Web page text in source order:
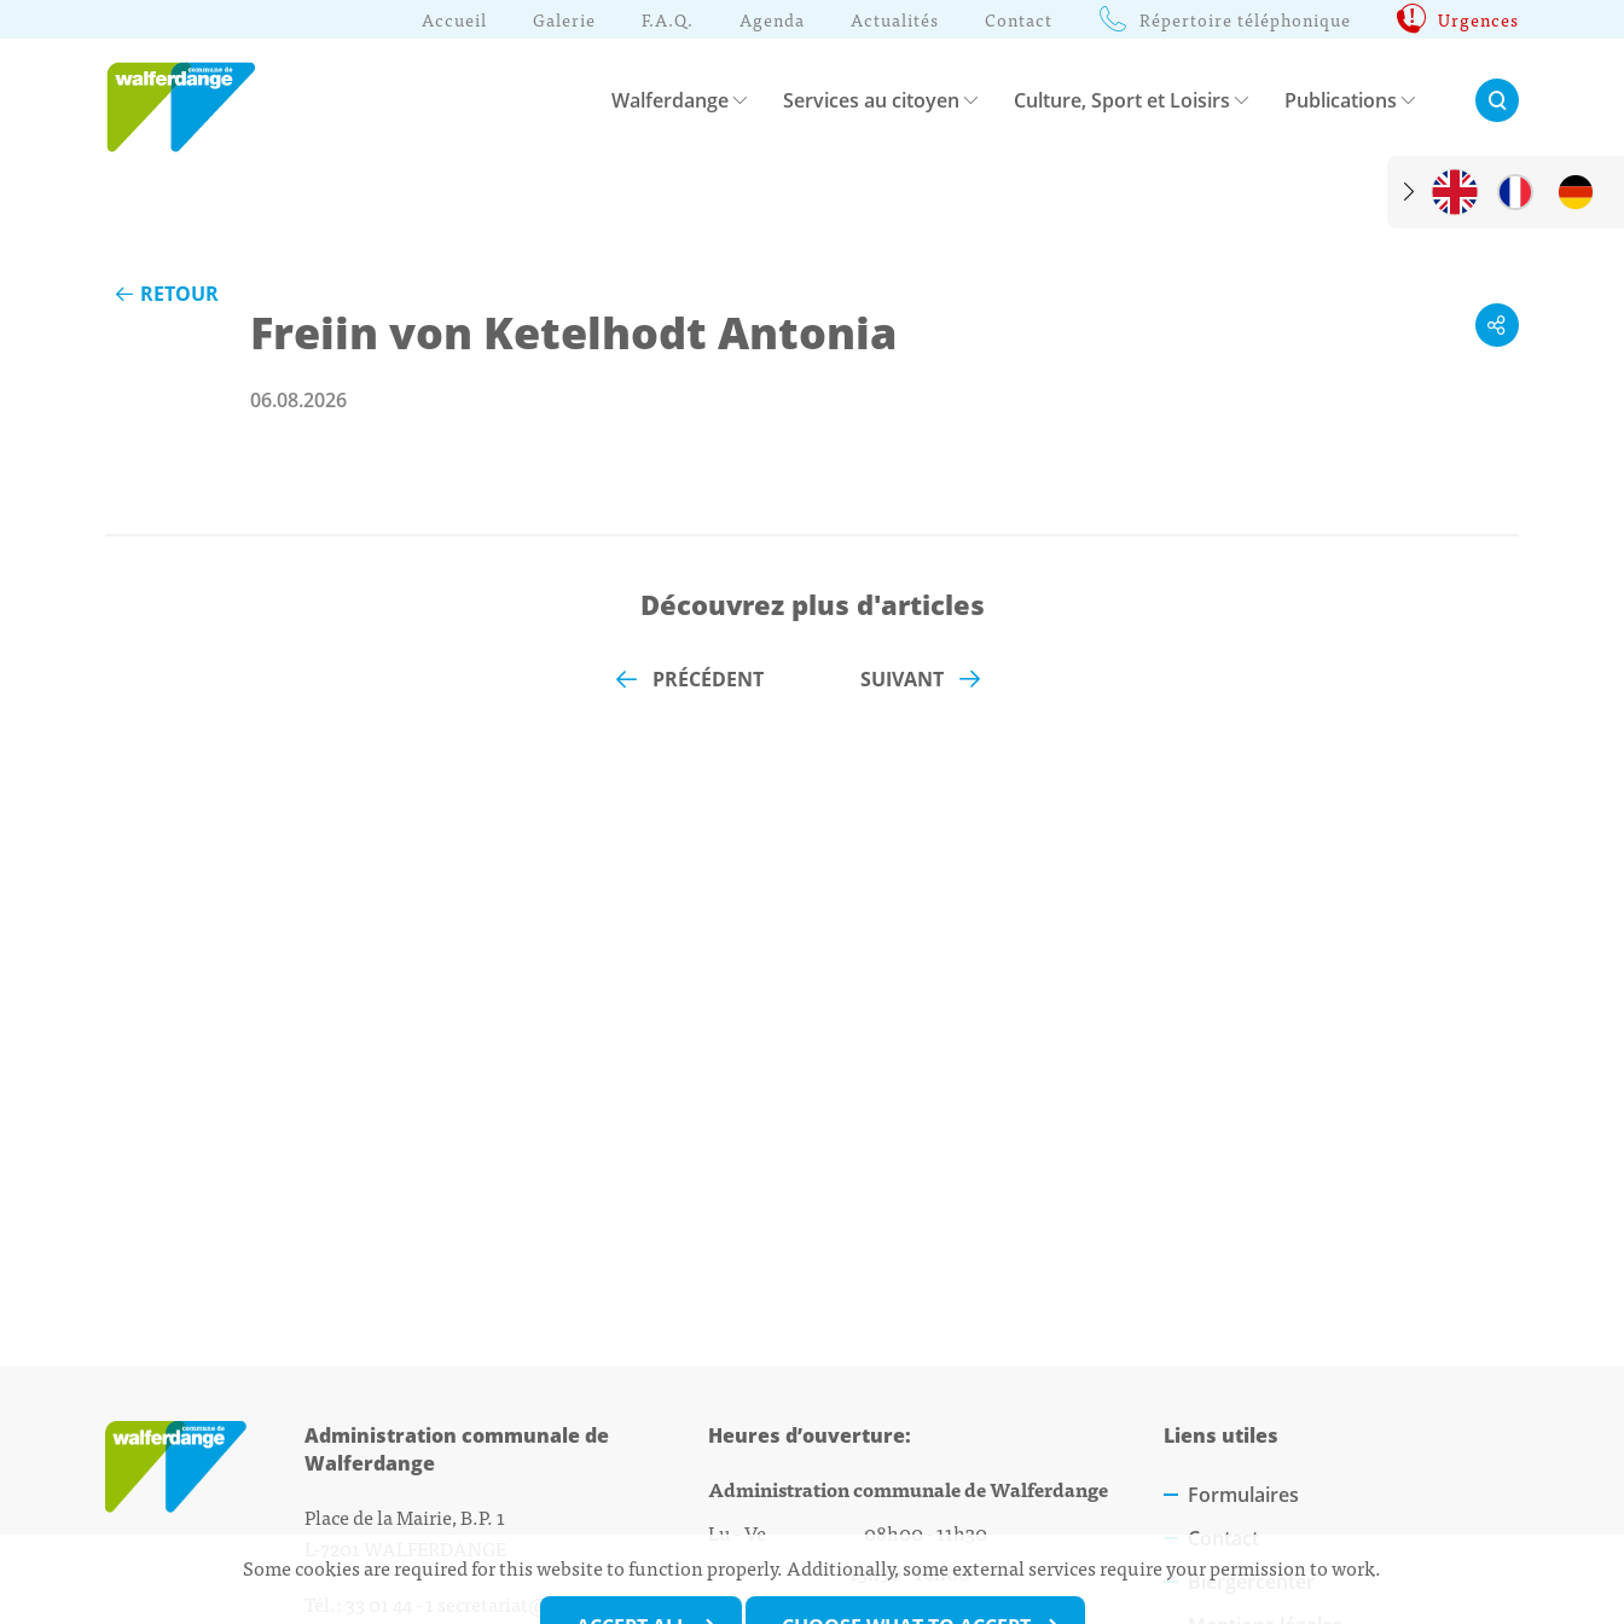
Accueil Galerie F.A.Q. Agenda Actualités Contact Répertoire téléphonique Urgences
Walferdange Services au citoyen Culture, Sport et Loisirs Publications Rechercher:
RETOUR
Freiin von Ketelhodt Antonia
06.08.2026
Découvrez plus d'articles
PRÉCÉDENT SUIVANT
Administration communale de
Walferdange
Place de la Mairie, B.P. 1
secretariat@walfer.lu
Heures d’ouverture:
Administration communale de Walferdange
Lu - Ve 08h00 - 11h30
13h30 - 16h00
Biergercenter
Liens utiles
Formulaires
Contact
Biergercenter
Some cookies are required for this website to function properly. Additionally, some external services require your permission to work.